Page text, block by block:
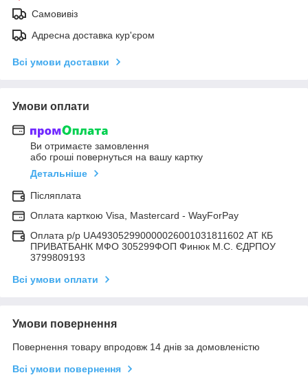
Самовивіз
Адресна доставка кур'єром
Всі умови доставки
Умови оплати
Ви отримаєте замовлення
або гроші повернуться на вашу картку
Детальніше
Післяплата
Оплата карткою Visa, Mastercard - WayForPay
Оплата р/р UA493052990000026001031811602 АТ КБ
ПРИВАТБАНК МФО 305299ФОП Финюк М.С. ЄДРПОУ
3799809193
Всі умови оплати
Умови повернення
Повернення товару впродовж 14 днів за домовленістю
Всі умови повернення